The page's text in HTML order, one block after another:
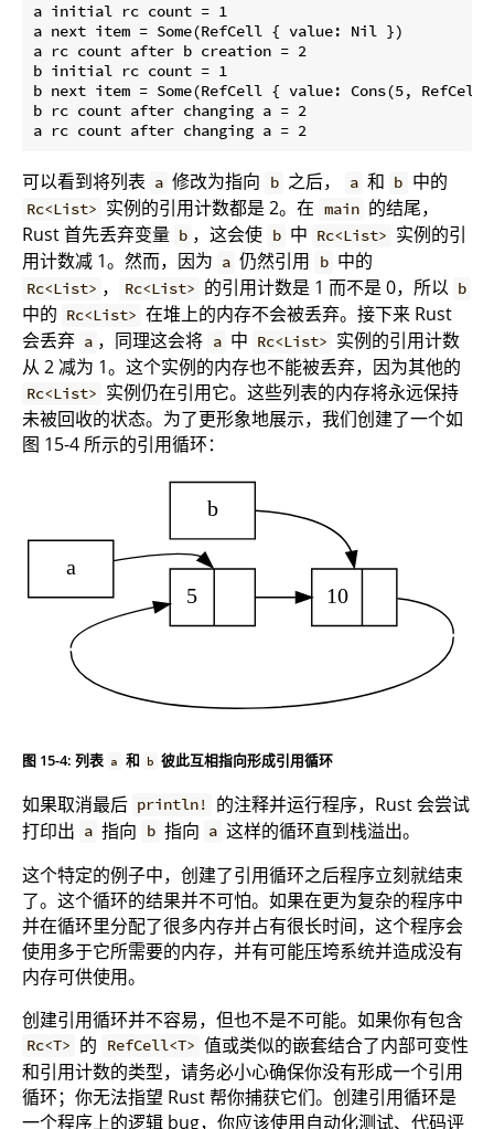
a initial rc count = 1
a next item = Some(RefCell { value: Nil })
a rc count after b creation = 2
b initial rc count = 1
b next item = Some(RefCell { value: Cons(5,
b rc count after changing a = 2
可以看到将列表 a 修改为指向 b 之后， a 和 b 中的
Rc<List> 实例的引用计数都是 2。在 main 的结尾，
Rust 首先丢弃变量 b ，这会使 b 中 Rc<List> 实例的引
用计数减 1。然而，因为 a 仍然引用 b 中的
Rc<List> ， Rc<List> 的引用计数是 1 而不是 0，所以 b
中的 Rc<List> 在堆上的内存不会被丢弃。接下来 Rust
会丢弃 a ，同理这会将 a 中 Rc<List> 实例的引用计数
从 2 减为 1。这个实例的内存也不能被丢弃，因为其他的
Rc<List> 实例仍在引用它。这些列表的内存将永远保持
未被回收的状态。为了更形象地展示，我们创建了一个如
图 15-4 所示的引用循环：
图 15-4: 列表 a 和 b 彼此互相指向形成引用循环
如果取消最后 println!
的注释并运行程序，Rust 会尝试
打印出 a 指向 b 指向 a 这样的循环直到栈溢出。
这个特定的例子中，创建了引用循环之后程序立刻就结束
了。这个循环的结果并不可怕。如果在更为复杂的程序中
并在循环里分配了很多内存并占有很长时间，这个程序会
使用多于它所需要的内存，并有可能压垮系统并造成没有
内存可供使用。
创建引用循环并不容易，但也不是不可能。如果你有包含
Rc<T> 的 RefCell<T> 值或类似的嵌套结合了内部可变性
和引用计数的类型，请务必小心确保你没有形成一个引用
循环；你无法指望 Rust 帮你捕获它们。创建引用循环是
一个程序上的逻辑 bug，你应该使用自动化测试、代码评